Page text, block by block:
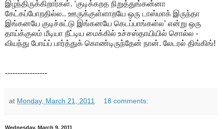
இழந்திருக்கிறார்கள். ‘குடிக்கறத நிறுத்துங்கன்னா
கேட்கப்போறதில்ல.. ஊருக்குள்ளாறயே ஒரு டாஸ்மாக் இருந்தா
இங்கனயே குடிச்சுட்டு இங்கனயே கெடப்பாங்கள்ல’ என்று ஒரு
தாய்க்குலம் மீடியா நீட்டிய மைக்கில் உச்சஸ்தாயியில் சொல்ல -
வியந்து போய்ப் பார்த்துக் கொண்டிருந்தேன் நான். லேடரல் திங்கிங்!
-----------------
at Monday, March 21, 2011 18 comments:
Wednesday, March 9, 2011